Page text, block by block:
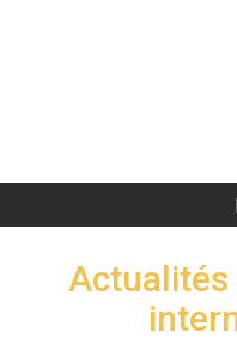
Actualités